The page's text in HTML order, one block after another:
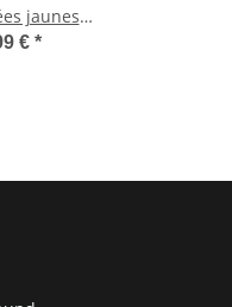
jaunes
et de
€ *